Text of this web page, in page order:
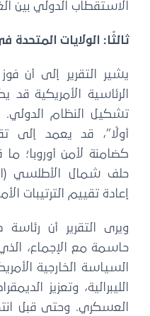
الاستقطاب الدولي بين
ثالثًا: الولايات
يشير التقرير إلى أن
الرئاسية الأمريكية
تشكيل النظام الدولي.
أولًا”، قد يعمد إلى
كضامنة لأمن أوروبا؛
حلف شمال الأطلسي
إعادة تقييم الترتيبات
ويرى التقرير أن
حاسمة مع الإجماع،
السياسة الخارجية
الليبرالية، وتعزيز
العسكري. وحتى قبل